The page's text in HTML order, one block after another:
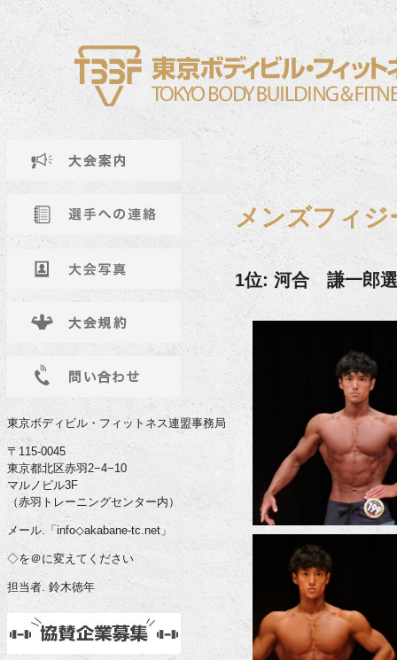
東京ボディビル・フィットネス連盟事務局
〒115-0045
東京都北区赤羽2−4−10
マルノビル3F
（赤羽トレーニングセンター内）
メール.「info◇akabane-tc.net」
◇を＠に変えてください
担当者. 鈴木徳年
メンズフィジ
1位: 河合 謙一郎